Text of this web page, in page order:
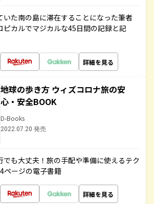
いた南の島に滞在することになった筆者
ピカルでマジカルな45日間の記録と記
詳細を見る
地球の歩き方 ウィズコロナ旅の安
心・安全BOOK
D-Books
2022.07.20 発売
でも大丈夫！旅の手配や準備に使えるテク
ページの電子書籍
詳細を見る